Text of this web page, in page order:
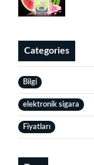
Categories
Bilgi
elektronik sigara
Fiyatları